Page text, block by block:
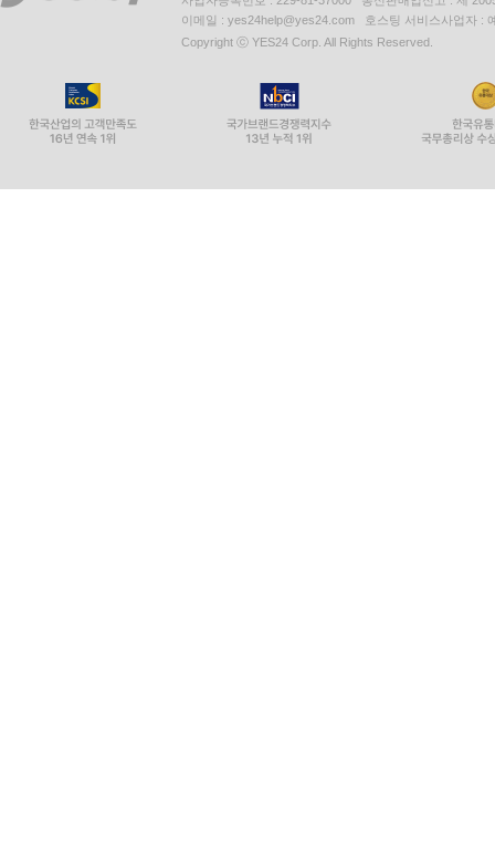
이메일 : yes24help@yes24.com 호스팅 서비스사업자 :
Copyright ⓒ YES24 Corp. All Rights Reserved.